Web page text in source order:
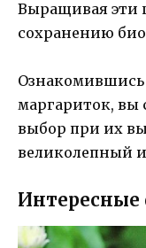
Выращивая эти
сохранению
Ознакомившись
маргариток, вы
выбор при их
великолепный